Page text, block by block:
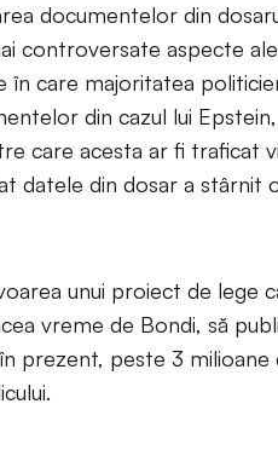
documentelor din
controversate aspecte
în care majoritatea
din cazul lui
care acesta ar fi traficat
datele din dosar a stârnit
unui proiect de lege
vreme de Bondi, să
prezent, peste 3